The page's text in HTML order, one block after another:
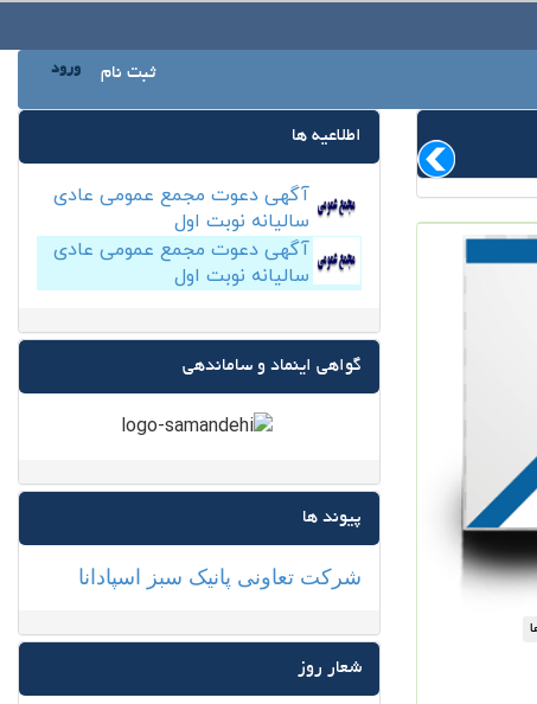
ثبت نام ورود
اطلاعیه ها
آگهی دعوت مجمع عمومی عادی
سالیانه نوبت اول
آگهی دعوت مجمع عمومی عادی
سالیانه نوبت اول
گواهی اینماد و ساماندهی
پیوند ها
شرکت تعاونی پانیک سبز اسپادانا
شعار روز